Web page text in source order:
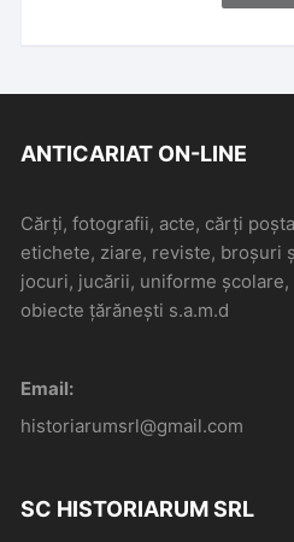
ANTICARIAT ON-LINE
Cărți, fotografii, acte, cărți
etichete, ziare, reviste, broșuri
jocuri, jucării, uniforme
obiecte țărănești s.a.m.d
Email:
historiarumsrl@gmail.com
SC HISTORIARUM SRL